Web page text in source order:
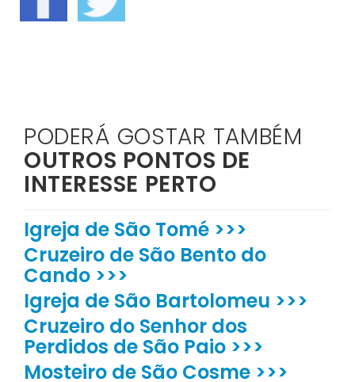
PODERÁ GOSTAR TAMBÉM
OUTROS PONTOS DE
INTERESSE PERTO
Igreja de São Tomé >>>
Cruzeiro de São Bento do
Cando >>>
Igreja de São Bartolomeu >>>
Cruzeiro do Senhor dos
Perdidos de São Paio >>>
Mosteiro de São Cosme >>>